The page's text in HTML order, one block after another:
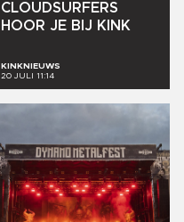
CLOUDSURFERS
HOOR JE BIJ KINK
KINKNIEUWS
20 JULI 11:14